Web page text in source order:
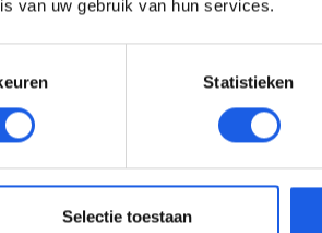
van uw gebruik van hun services.
Statistieken
Selectie toestaan